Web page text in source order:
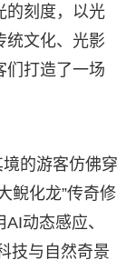
的刻度，以光
统文化、光影
们打造了一场
的游客仿佛穿
鲵化龙”传奇修
动态感应、
技与自然奇景